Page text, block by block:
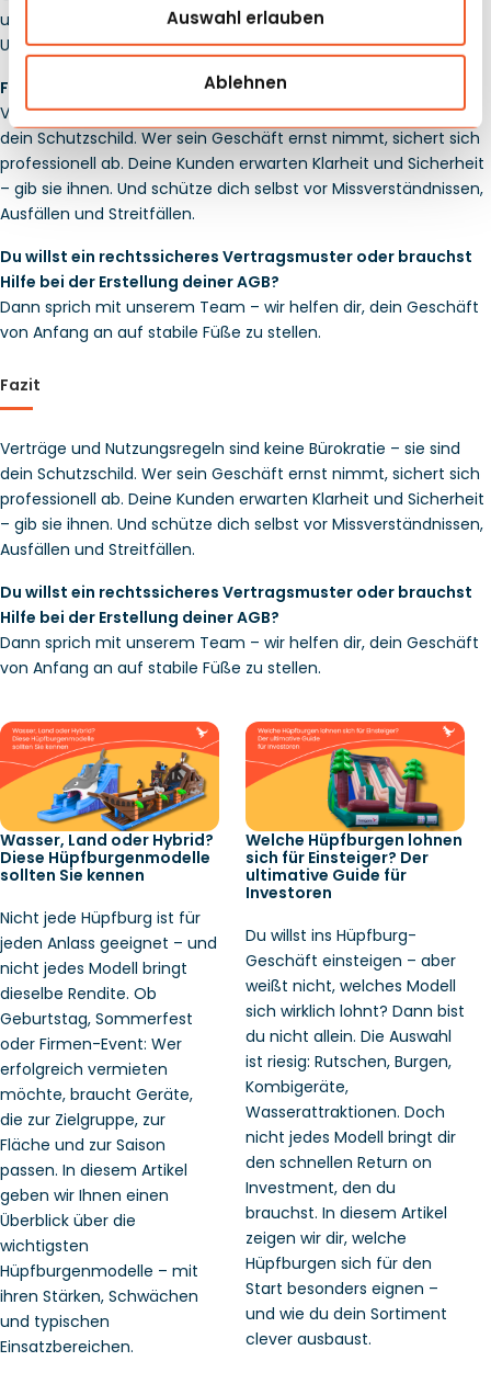
Auswahl erlauben
Ablehnen
um Stornierungen kann ein Vertrag den entscheidenden
Unterschied machen.
Fazit
Verträge und Nutzungsregeln sind keine Bürokratie – sie sind
dein Schutzschild. Wer sein Geschäft ernst nimmt, sichert sich
professionell ab. Deine Kunden erwarten Klarheit und Sicherheit
– gib sie ihnen. Und schütze dich selbst vor Missverständnissen,
Ausfällen und Streitfällen.
Du willst ein rechtssicheres Vertragsmuster oder brauchst
Hilfe bei der Erstellung deiner AGB?
Dann sprich mit unserem Team – wir helfen dir, dein Geschäft
von Anfang an auf stabile Füße zu stellen.
Fazit
Verträge und Nutzungsregeln sind keine Bürokratie – sie sind
dein Schutzschild. Wer sein Geschäft ernst nimmt, sichert sich
professionell ab. Deine Kunden erwarten Klarheit und Sicherheit
– gib sie ihnen. Und schütze dich selbst vor Missverständnissen,
Ausfällen und Streitfällen.
Du willst ein rechtssicheres Vertragsmuster oder brauchst
Hilfe bei der Erstellung deiner AGB?
Dann sprich mit unserem Team – wir helfen dir, dein Geschäft
von Anfang an auf stabile Füße zu stellen.
Wasser, Land oder Hybrid?
Diese Hüpfburgenmodelle
sollten Sie kennen
Nicht jede Hüpfburg ist für
jeden Anlass geeignet – und
nicht jedes Modell bringt
dieselbe Rendite. Ob
Geburtstag, Sommerfest
oder Firmen-Event: Wer
erfolgreich vermieten
möchte, braucht Geräte,
die zur Zielgruppe, zur
Fläche und zur Saison
passen. In diesem Artikel
geben wir Ihnen einen
Überblick über die
wichtigsten
Hüpfburgenmodelle – mit
ihren Stärken, Schwächen
und typischen
Einsatzbereichen.
Welche Hüpfburgen lohnen
sich für Einsteiger? Der
ultimative Guide für
Investoren
Du willst ins Hüpfburg-
Geschäft einsteigen – aber
weißt nicht, welches Modell
sich wirklich lohnt? Dann bist
du nicht allein. Die Auswahl
ist riesig: Rutschen, Burgen,
Kombigeräte,
Wasserattraktionen. Doch
nicht jedes Modell bringt dir
den schnellen Return on
Investment, den du
brauchst. In diesem Artikel
zeigen wir dir, welche
Hüpfburgen sich für den
Start besonders eignen –
und wie du dein Sortiment
clever ausbaust.